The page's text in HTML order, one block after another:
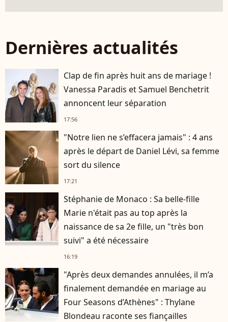
Dernières actualités
Clap de fin après huit ans de mariage !
Vanessa Paradis et Samuel Benchetrit
annoncent leur séparation
17:56
"Notre lien ne s’effacera jamais" : 4 ans
après le départ de Daniel Lévi, sa femme
sort du silence
17:21
Stéphanie de Monaco : Sa belle-fille
Marie n'était pas au top après la
naissance de sa 2e fille, un "très bon
suivi" a été nécessaire
16:19
"Après deux demandes annulées, il m’a
finalement demandée en mariage au
Four Seasons d’Athènes" : Thylane
Blondeau raconte ses fiançailles